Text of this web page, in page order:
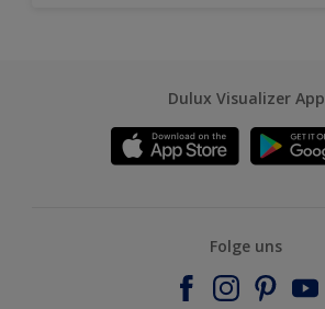
Dulux Visualizer App
Folge uns